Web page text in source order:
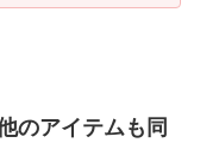
のアイテムも同